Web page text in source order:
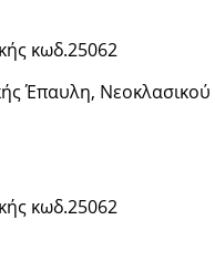
κωδ.25062
Έπαυλη,
κωδ.25062